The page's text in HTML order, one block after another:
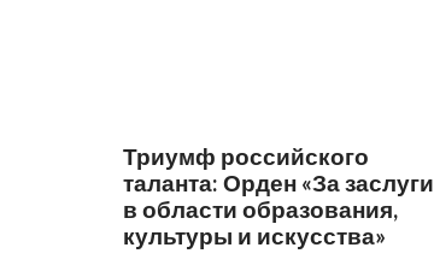
Триумф российского
таланта: Орден «За заслуги
в области образования,
культуры и искусства»